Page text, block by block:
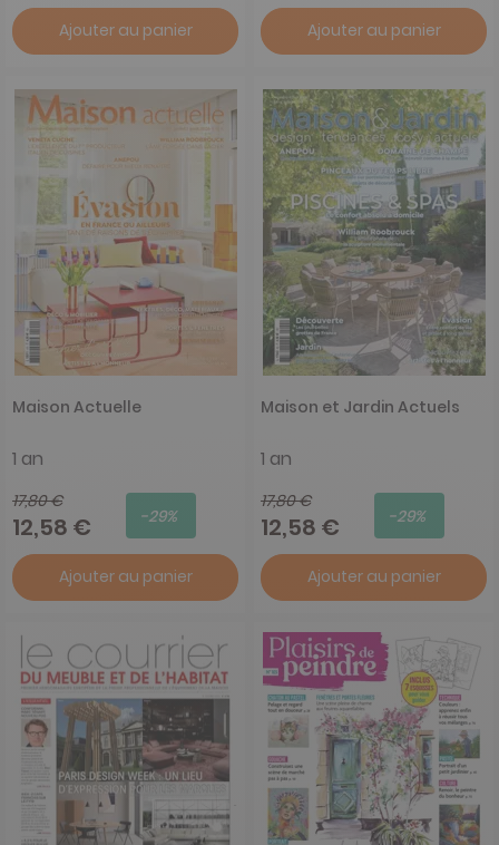
Ajouter au panier Ajouter au panier
Maison Actuelle
1 an
17,80 €
12,58 € -29%
Ajouter au panier
Maison et Jardin Actuels
1 an
17,80 €
12,58 € -29%
Ajouter au panier